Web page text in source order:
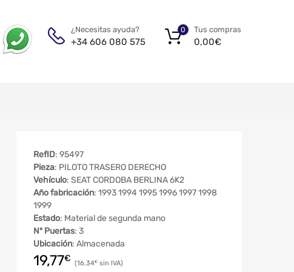
¿Necesitas ayuda?
+34 606 080 575
Tus compras
0,00€
0
RefID: 95497
Pieza: PILOTO TRASERO DERECHO
Vehículo: SEAT CORDOBA BERLINA 6K2
Año fabricación: 1993 1994 1995 1996 1997 1998
1999
Estado: Material de segunda mano
Nº Puertas: 3
Ubicación: Almacenada
19,77€ 16,34€